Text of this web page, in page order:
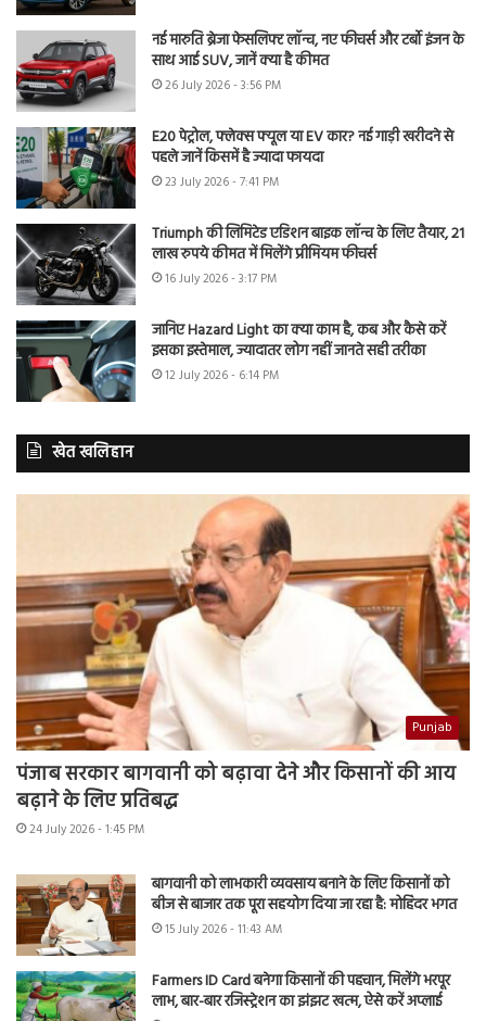
नई मारुति ब्रेजा फेसलिफ्ट लॉन्च, नए फीचर्स और टर्बो इंजन के
साथ आई SUV, जानें क्या है कीमत
26 July 2026 - 3:56 PM
E20 पेट्रोल, फ्लेक्स फ्यूल या EV कार? नई गाड़ी खरीदने से
पहले जानें किसमें है ज्यादा फायदा
23 July 2026 - 7:41 PM
Triumph की लिमिटेड एडिशन बाइक लॉन्च के लिए तैयार, 21
लाख रुपये कीमत में मिलेंगे प्रीमियम फीचर्स
16 July 2026 - 3:17 PM
जानिए Hazard Light का क्या काम है, कब और कैसे करें
इसका इस्तेमाल, ज्यादातर लोग नहीं जानते सही तरीका
12 July 2026 - 6:14 PM
खेत खलिहान
Punjab
पंजाब सरकार बागवानी को बढ़ावा देने और किसानों की आय
बढ़ाने के लिए प्रतिबद्ध
24 July 2026 - 1:45 PM
बागवानी को लाभकारी व्यवसाय बनाने के लिए किसानों को
बीज से बाजार तक पूरा सहयोग दिया जा रहा है: मोहिंदर भगत
15 July 2026 - 11:43 AM
Farmers ID Card बनेगा किसानों की पहचान, मिलेंगे भरपूर
लाभ, बार-बार रजिस्ट्रेशन का झंझट खत्म, ऐसे करें अप्लाई